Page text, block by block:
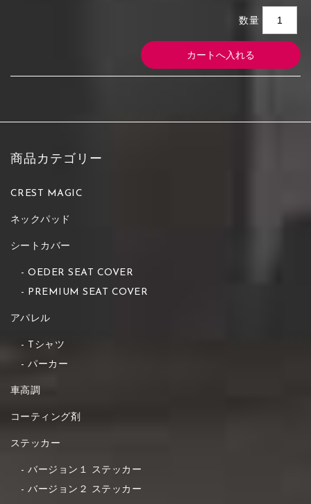
数量
商品カテゴリー
CREST MAGIC
ネックパッド
シートカバー
OEDER SEAT COVER
PREMIUM SEAT COVER
アパレル
Tシャツ
パーカー
車高調
コーティング剤
ステッカー
バージョン１ ステッカー
バージョン２ ステッカー